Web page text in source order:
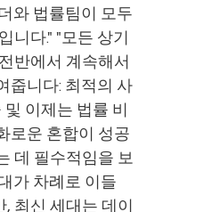
와 법률팀이 모두
니다." "모든 상기
반에서 계속해서
줍니다: 최적의 사
이제는 법률 비
로운 혼합이 성공
데 필수적임을 보
가 차례로 이들
최신 세대는 데이